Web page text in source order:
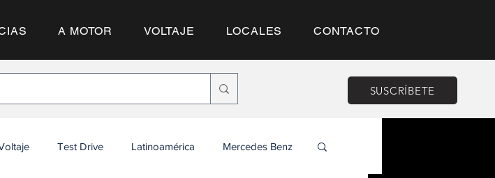
A MOTOR VOLTAJE LOCALES CONTACTO
SUSCRÍBETE
Test Drive Latinoamérica Mercedes Benz